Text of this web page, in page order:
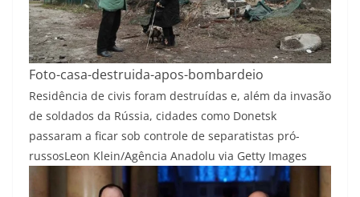
Foto-casa-destruida-apos-bombardeio
Residência de civis foram destruídas e, além da invasão
de soldados da Rússia, cidades como Donetsk
passaram a ficar sob controle de separatistas pró-
russosLeon Klein/Agência Anadolu via Getty Images